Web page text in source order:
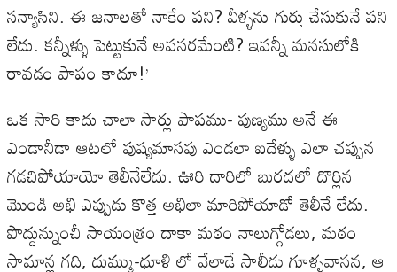
సన్యాసిని. ఈ జనాలతో నాకేం పని? వీళ్ళను గుర్తు చేసుకునే పని
లేదు. కన్నీళ్ళు పెట్టుకునే అవసరమేంటి? ఇవన్నీ మనసులోకి
రావడం పాపం కాదూ!’
ఒక సారి కాదు చాలా సార్లు పాపము- పుణ్యము అనే ఈ
ఎండానీడా ఆటలో పుష్యమాసపు ఎండలా ఐదేళ్ళు ఎలా చప్పున
గడచిపోయాయో తెలీనేలేదు. ఊరి దారిలో బురదలో దొర్లిన
మొండి అభి ఎప్పుడు కొత్త అభిలా మారిపోయాడో తెలీనే లేదు.
పొద్దున్నుంచీ సాయంత్రం దాకా మఠం నాలుగ్గోడలు, మఠం
సామాన్ల గది, దుమ్ము-ధూళి లో వేలాడే సాలీడు గూళ్ళవాసన, ఆ